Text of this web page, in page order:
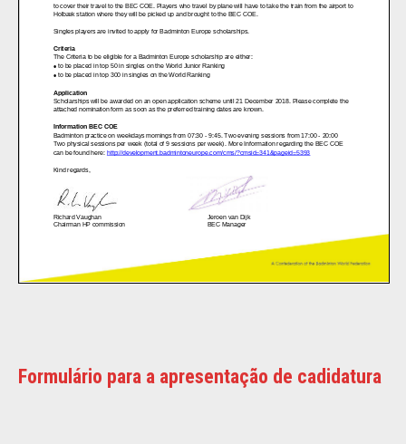
Formulário para a apresentação de cadidatura